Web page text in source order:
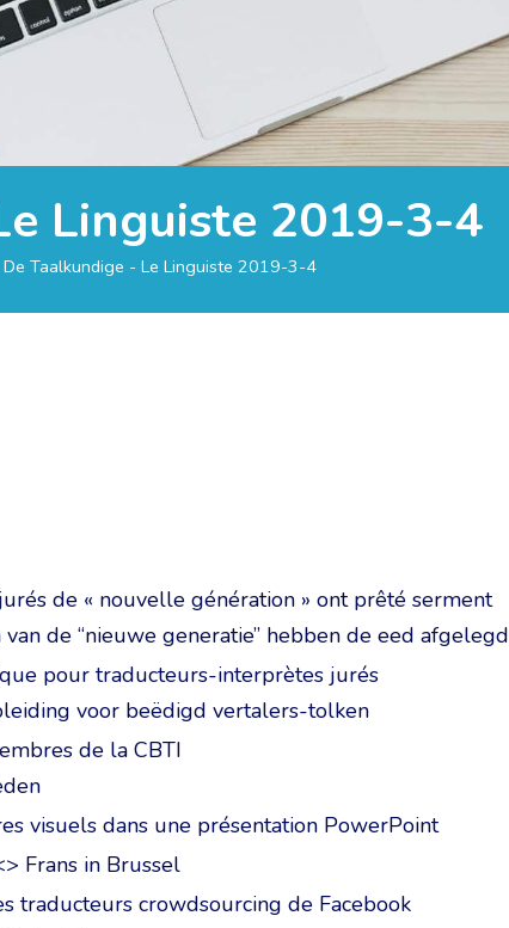
Linguiste 2019-3-4
De Taalkundige - Le Linguiste 2019-3-4
de « nouvelle génération » ont prêté serment
de “nieuwe generatie” hebben de eed afgelegd
pour traducteurs-interprètes jurés
voor beëdigd vertalers-tolken
de la CBTI
visuels dans une présentation PowerPoint
Frans in Brussel
traducteurs crowdsourcing de Facebook